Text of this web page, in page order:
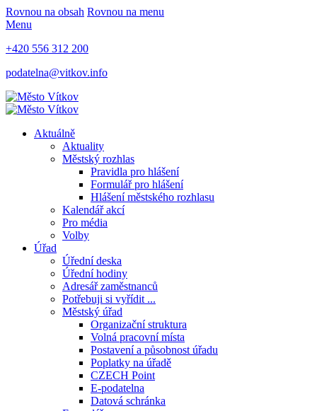
Rovnou na obsah Rovnou na menu
Menu
+420 556 312 200
podatelna@vitkov.info
Aktuálně
Aktuality
Městský rozhlas
Pravidla pro hlášení
Formulář pro hlášení
Hlášení městského rozhlasu
Kalendář akcí
Pro média
Volby
Úřad
Úřední deska
Úřední hodiny
Adresář zaměstnanců
Potřebuji si vyřídit ...
Městský úřad
Organizační struktura
Volná pracovní místa
Postavení a působnost úřadu
Poplatky na úřadě
CZECH Point
E-podatelna
Datová schránka